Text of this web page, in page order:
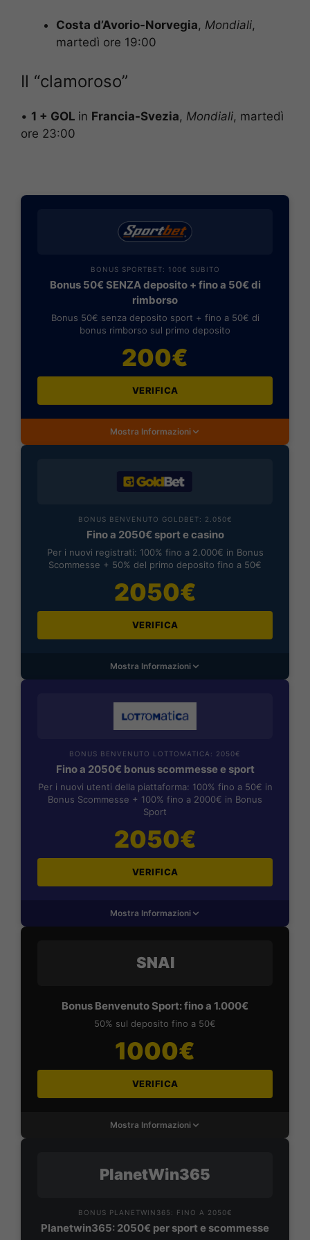
Costa d’Avorio-Norvegia, Mondiali,
martedì ore 19:00
Il “clamoroso”
• 1 + GOL in Francia-Svezia, Mondiali, martedì
ore 23:00
BONUS SPORTBET: 100€ SUBITO
Bonus 50€ SENZA deposito + fino a 50€ di
rimborso
Bonus 50€ senza deposito sport + fino a 50€ di
bonus rimborso sul primo deposito
200€
VERIFICA
Mostra Informazioni
BONUS BENVENUTO GOLDBET: 2.050€
Fino a 2050€ sport e casino
Per i nuovi registrati: 100% fino a 2.000€ in Bonus
Scommesse + 50% del primo deposito fino a 50€
2050€
VERIFICA
Mostra Informazioni
BONUS BENVENUTO LOTTOMATICA: 2050€
Fino a 2050€ bonus scommesse e sport
Per i nuovi utenti della piattaforma: 100% fino a 50€ in
Bonus Scommesse + 100% fino a 2000€ in Bonus
Sport
2050€
VERIFICA
Mostra Informazioni
SNAI
Bonus Benvenuto Sport: fino a 1.000€
50% sul deposito fino a 50€
1000€
VERIFICA
Mostra Informazioni
PlanetWin365
BONUS PLANETWIN365: FINO A 2050€
Planetwin365: 2050€ per sport e scommesse